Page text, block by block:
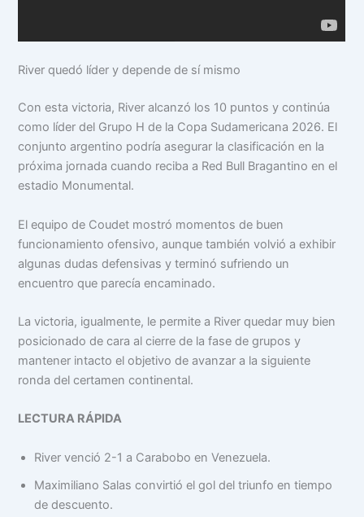
River quedó líder y depende de sí mismo
Con esta victoria, River alcanzó los 10 puntos y continúa
como líder del Grupo H de la Copa Sudamericana 2026. El
conjunto argentino podría asegurar la clasificación en la
próxima jornada cuando reciba a Red Bull Bragantino en el
estadio Monumental.
El equipo de Coudet mostró momentos de buen
funcionamiento ofensivo, aunque también volvió a exhibir
algunas dudas defensivas y terminó sufriendo un
encuentro que parecía encaminado.
La victoria, igualmente, le permite a River quedar muy bien
posicionado de cara al cierre de la fase de grupos y
mantener intacto el objetivo de avanzar a la siguiente
ronda del certamen continental.
LECTURA RÁPIDA
River venció 2-1 a Carabobo en Venezuela.
Maximiliano Salas convirtió el gol del triunfo en tiempo
de descuento.